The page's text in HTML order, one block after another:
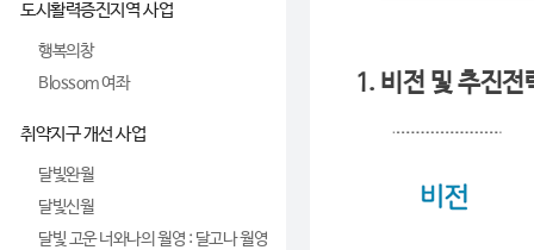
도시활력증진지역 사업
행복의창
Blossom 여좌
취약지구 개선 사업
달빛완월
달빛신월
달빛 고운 너와나의 월영 : 달고나 월영
1. 비전 및 추진전